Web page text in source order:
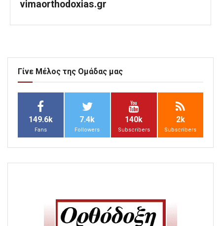
vimaorthodoxias.gr
Γίνε Μέλος της Ομάδας μας
149.6k
Fans
7.4k
Followers
140k
Subscribers
2k
Subscribers